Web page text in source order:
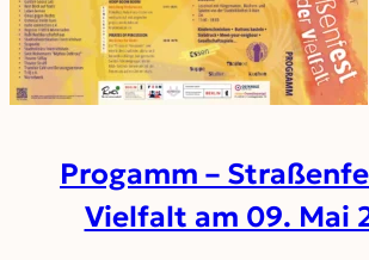
Progamm –
Vielfalt am 09. Mai